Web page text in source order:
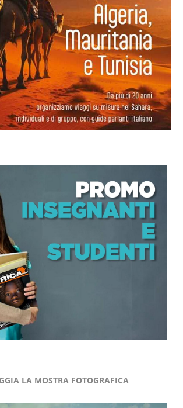
LA MOSTRA FOTOGRAFICA